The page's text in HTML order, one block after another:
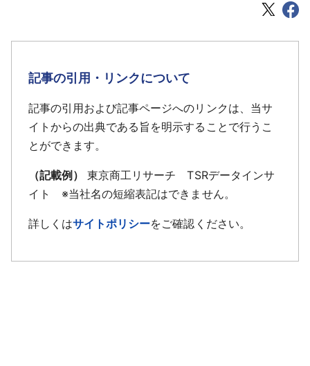
記事の引用・リンクについて
記事の引用および記事ページへのリンクは、当サ
イトからの出典である旨を明示することで行うこ
とができます。
（記載例）
東京商工リサーチ TSRデータインサ
イト ※当社名の短縮表記はできません。
詳しくはサイトポリシーをご確認ください。